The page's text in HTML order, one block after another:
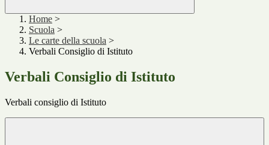
Home >
Scuola >
Le carte della scuola >
Verbali Consiglio di Istituto
Verbali Consiglio di Istituto
Verbali consiglio di Istituto